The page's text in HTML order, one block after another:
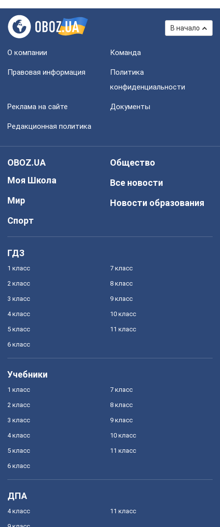
В начало
О компании Команда
Правовая информация
Политика
конфиденциальности
Реклама на сайте Документы
Редакционная политика
OBOZ.UA
Моя Школа
Мир
Спорт
Общество
Все новости
Новости образования
ГДЗ
1 класс
2 класс
3 класс
4 класс
5 класс
6 класс
7 класс
8 класс
9 класс
10 класс
11 класс
Учебники
1 класс
2 класс
3 класс
4 класс
5 класс
6 класс
7 класс
8 класс
9 класс
10 класс
11 класс
ДПА
4 класс 11 класс